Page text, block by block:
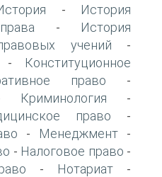
-
История
-
История
учений -
-
Конституционное
право -
Криминология -
право -
- Менеджмент -
- Налоговое право -
- Нотариат -